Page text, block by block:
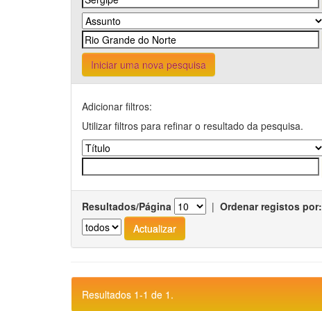
Iniciar uma nova pesquisa
Adicionar filtros:
Utilizar filtros para refinar o resultado da pesquisa.
Resultados/Página | Ordenar registos por:
Resultados 1-1 de 1.